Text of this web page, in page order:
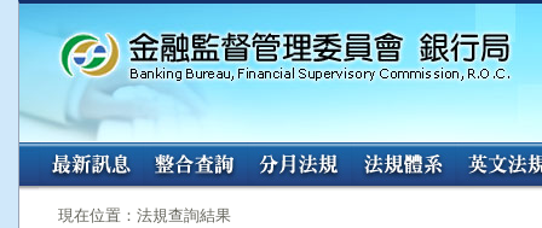
:::
現在位置：法規查詢結果